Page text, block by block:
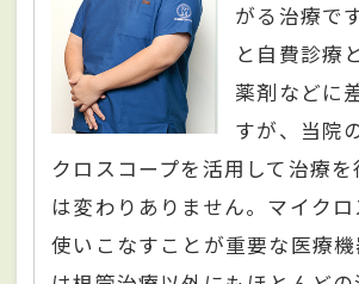
がる治療で
と自費診療
薬剤などに
すが、当院
クロスコープを活用して治療を
は変わりありません。マイク
使いこなすことが重要な医療